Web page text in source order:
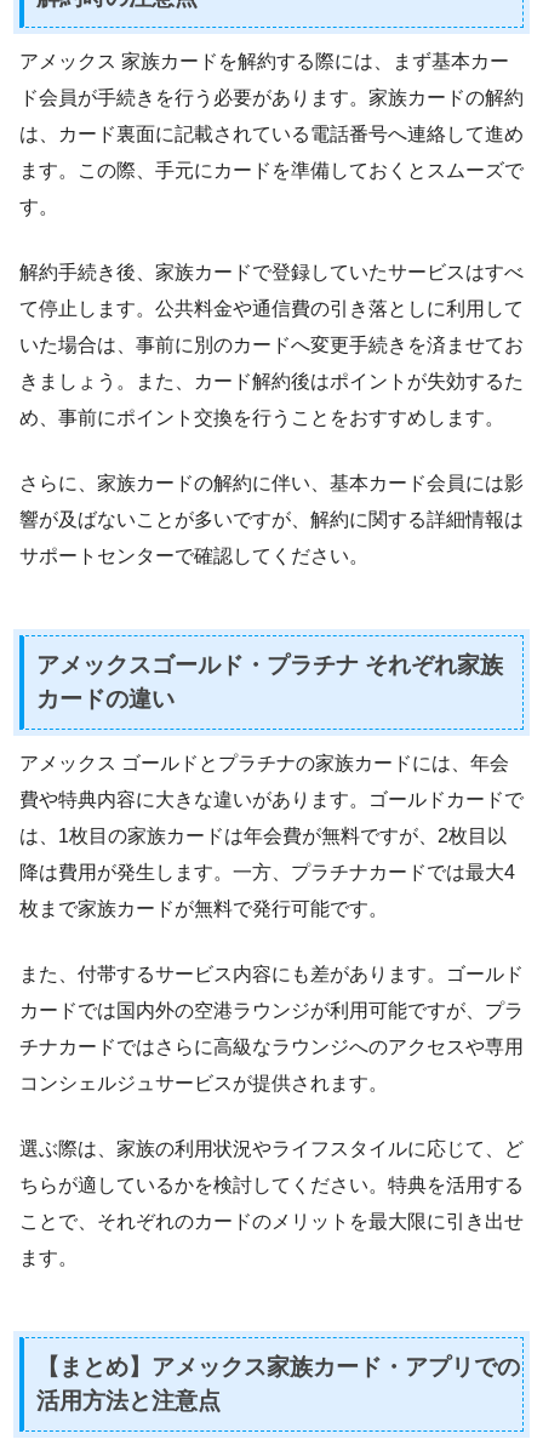
アメックス 家族カードを解約する際には、まず基本カー
ド会員が手続きを行う必要があります。家族カードの解約
は、カード裏面に記載されている電話番号へ連絡して進め
ます。この際、手元にカードを準備しておくとスムーズで
す。
解約手続き後、家族カードで登録していたサービスはすべ
て停止します。公共料金や通信費の引き落としに利用して
いた場合は、事前に別のカードへ変更手続きを済ませてお
きましょう。また、カード解約後はポイントが失効するた
め、事前にポイント交換を行うことをおすすめします。
さらに、家族カードの解約に伴い、基本カード会員には影
響が及ばないことが多いですが、解約に関する詳細情報は
サポートセンターで確認してください。
アメックスゴールド・プラチナ それぞれ家族
カードの違い
アメックス ゴールドとプラチナの家族カードには、年会
費や特典内容に大きな違いがあります。ゴールドカードで
は、1枚目の家族カードは年会費が無料ですが、2枚目以
降は費用が発生します。一方、プラチナカードでは最大4
枚まで家族カードが無料で発行可能です。
また、付帯するサービス内容にも差があります。ゴールド
カードでは国内外の空港ラウンジが利用可能ですが、プラ
チナカードではさらに高級なラウンジへのアクセスや専用
コンシェルジュサービスが提供されます。
選ぶ際は、家族の利用状況やライフスタイルに応じて、ど
ちらが適しているかを検討してください。特典を活用する
ことで、それぞれのカードのメリットを最大限に引き出せ
ます。
【まとめ】アメックス家族カード・アプリでの
活用方法と注意点